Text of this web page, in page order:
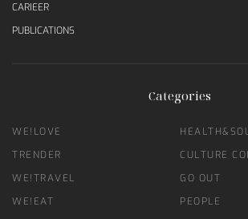
CARIEER
PUBLICATIONS
Categories
WE!LOVE
TRENDER
WE!TRAVEL
WE!EAT
CULTURE
GO OUT
PEOPLE